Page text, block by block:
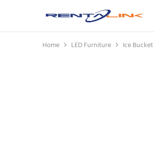
Rentalink
Solusi
Terbaik
Dalam
Mewujudkan
Home LED Furniture Ice Bucket